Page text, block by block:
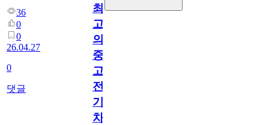
36
0
0
26.04.27
0
댓글
최
고
의
중
고
전
기
차